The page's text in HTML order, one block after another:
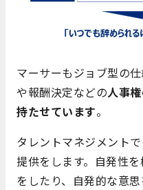
マーサーもジョブ型の
や報酬決定などの人事
持たせています。
タレントマネジメント
提供をします。自発性
をしたり、自発的な意